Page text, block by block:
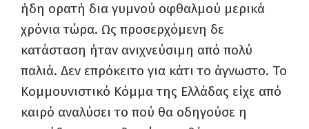
ήδη ορατή δια γυμνού οφθαλμού μερικά
χρόνια τώρα. Ως προσερχόμενη δε
κατάσταση ήταν ανιχνεύσιμη από πολύ
παλιά. Δεν επρόκειτο για κάτι το άγνωστο. Το
Κομμουνιστικό Κόμμα της Ελλάδας είχε από
καιρό αναλύσει το πού θα οδηγούσε η